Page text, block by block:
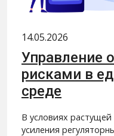
14.05.2026
Управление
рисками в
среде
В условиях
усиления